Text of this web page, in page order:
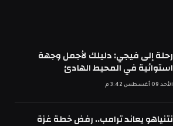
رحلة إلى فيجي: دليلك لأجمل وجهة
استوائية في المحيط الهادئ
الأحد 09 أغسطس 3:42 م
نتنياهو يعاند ترامب.. رفض خطة غزة